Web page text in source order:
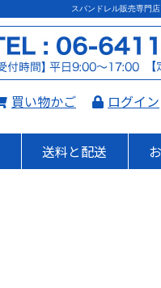
スパンドレル販売専門
買い物かご ログイン
送料と配送